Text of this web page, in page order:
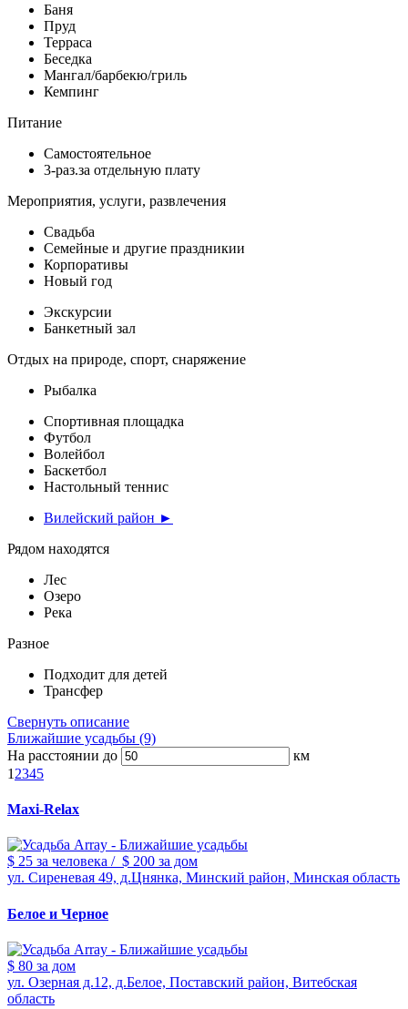
Баня
Пруд
Терраса
Беседка
Мангал/барбекю/гриль
Кемпинг
Питание
Самостоятельное
3-раз.за отдельную плату
Мероприятия, услуги, развлечения
Свадьба
Семейные и другие праздникии
Корпоративы
Новый год
Экскурсии
Банкетный зал
Отдых на природе, спорт, снаряжение
Рыбалка
Спортивная площадка
Футбол
Волейбол
Баскетбол
Настольный теннис
Вилейский район ►
Рядом находятся
Лес
Озеро
Река
Разное
Подходит для детей
Трансфер
Свернуть описание
Ближайшие усадьбы (9)
На расстоянии до
км
1 2345
Maxi-Relax
$ 25 за человека / $ 200 за дом
ул. Сиреневая 49, д.Цнянка, Минский район, Минская область
Белое и Черное
$ 80 за дом
ул. Озерная д.12, д.Белое, Поставский район, Витебская
область